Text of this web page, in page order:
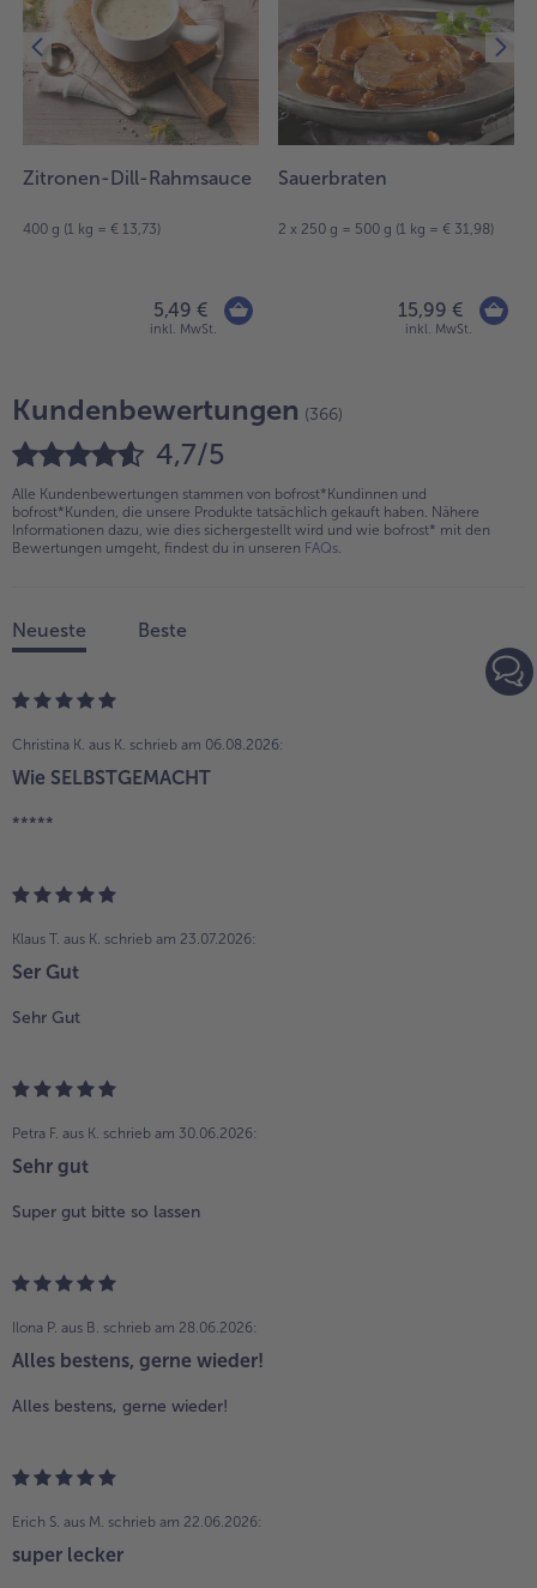
Zitronen-Dill-Rahmsauce
400 g (1 kg = € 13,73)
5,49 €
inkl. MwSt.
Sauerbraten
2 x 250 g = 500 g (1 kg = € 31,98)
15,99 €
inkl. MwSt.
Kundenbewertungen (366)
4,7/5
Alle Kundenbewertungen stammen von bofrost*Kundinnen und
bofrost*Kunden, die unsere Produkte tatsächlich gekauft haben. Nähere
Informationen dazu, wie dies sichergestellt wird und wie bofrost* mit den
Bewertungen umgeht, findest du in unseren FAQs
Neueste Beste
Christina K. aus K. schrieb am 06.08.2026:
Wie SELBSTGEMACHT
*****
Klaus T. aus K. schrieb am 23.07.2026:
Ser Gut
Sehr Gut
Petra F. aus K. schrieb am 30.06.2026:
Sehr gut
Super gut bitte so lassen
Ilona P. aus B. schrieb am 28.06.2026:
Alles bestens, gerne wieder!
Alles bestens, gerne wieder!
Erich S. aus M. schrieb am 22.06.2026:
super lecker